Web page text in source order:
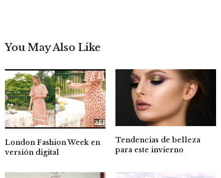
You May Also Like
London Fashion Week en
versión digital
Tendencias de belleza
para este invierno